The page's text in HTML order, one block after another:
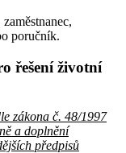
poručník.
řešení životní
zákona č. 48/1997
a doplnění
předpisů